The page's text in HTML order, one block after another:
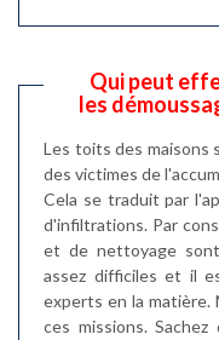
Qui peut
les
Les toits des
des victimes de
Cela se traduit par
d'infiltrations. Par
et de nettoyage
assez difficiles et il
experts en la
ces missions.